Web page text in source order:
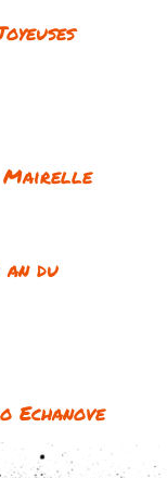
Mairelle
du
Echanove